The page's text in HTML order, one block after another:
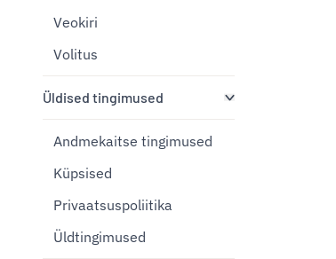
Veokiri
Volitus
Üldised tingimused
Andmekaitse tingimused
Küpsised
Privaatsuspoliitika
Üldtingimused